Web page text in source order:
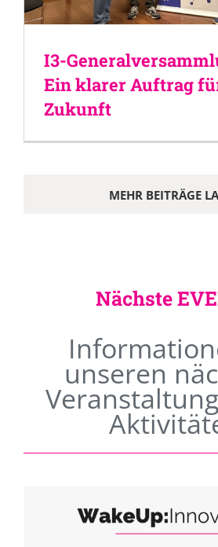
I3-
Ein klarer Auftrag
Zukunft
MEHR BEITRÄGE
Nächste
unseren